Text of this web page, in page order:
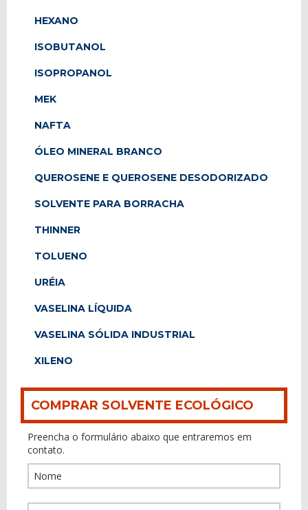
HEXANO
ISOBUTANOL
ISOPROPANOL
MEK
NAFTA
ÓLEO MINERAL BRANCO
QUEROSENE E QUEROSENE DESODORIZADO
SOLVENTE PARA BORRACHA
THINNER
TOLUENO
URÉIA
VASELINA LÍQUIDA
VASELINA SÓLIDA INDUSTRIAL
XILENO
COMPRAR SOLVENTE ECOLÓGICO
Preencha o formulário abaixo que entraremos em
contato.